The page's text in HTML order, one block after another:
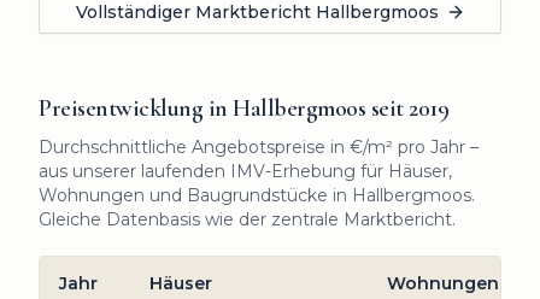
Vollständiger Marktbericht Hallbergmoos
Preisentwicklung in Hallbergmoos seit 2019
Durchschnittliche Angebotspreise in €/m² pro Jahr –
aus unserer laufenden IMV-Erhebung für Häuser,
Wohnungen und Baugrundstücke in Hallbergmoos.
Gleiche Datenbasis wie der zentrale Marktbericht.
Jahr Häuser Wohnungen